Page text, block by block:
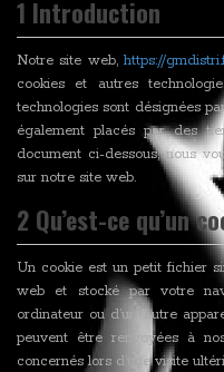
1 Introduction
Notre site web, https://
cookies et autres
technologies sont désignées
également placés par des
document ci-dessous, nous
sur notre site web.
2 Qu’est-ce qu’un
Un cookie est un petit fichier
web et stocké par votre
ordinateur ou d’un autre
peuvent être renvoyées à
concernés lors d’une visite